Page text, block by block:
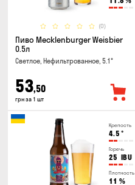
(0)
Пиво Mecklenburger Weisbier
0.5л
Светлое, Нефильтрованное, 5.1°
53,50
грн за 1 шт
Крепость
4.5 °
Горечь
25 IBU
Плотность
11 %